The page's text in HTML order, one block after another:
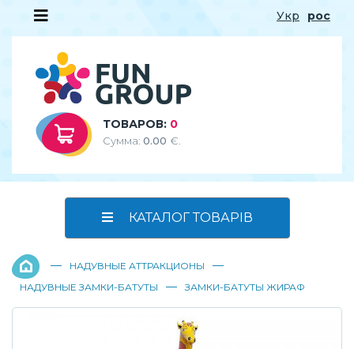
Укр рос
ТОВАРОВ: 0
Сумма: 0.00 €.
КАТАЛОГ ТОВАРІВ
— НАДУВНЫЕ АТТРАКЦИОНЫ —
НАДУВНЫЕ ЗАМКИ-БАТУТЫ — ЗАМКИ-БАТУТЫ ЖИРАФ